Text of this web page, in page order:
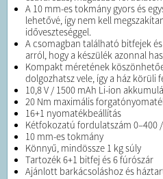
A 10 mm-es tokmány gyors és
lehetővé, így nem kell
időveszteséggel.
A csomagban található bitfejek
arról, hogy a készülék azonnal
Kompakt méretének
dolgozhatsz vele, így a ház
10,8 V / 1500 mAh Li-ion
20 Nm maximális
16+1 nyomatékbeállítás
Kétfokozatú fordulatszám 0–400
10 mm-es tokmány
Könnyű, mindössze 1 kg súly
Tartozék 6+1 bitfej és 6 fúrószár
Ajánlott barkácsoláshoz és